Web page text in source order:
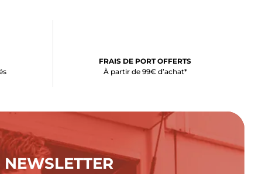
FRAIS DE PORT OFFERTS
À partir de 99€ d’achat*
NEWSLETTER